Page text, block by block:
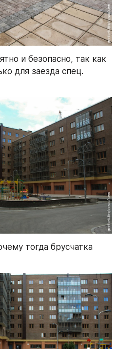
и безопасно, так как
для заезда спец.
тогда брусчатка